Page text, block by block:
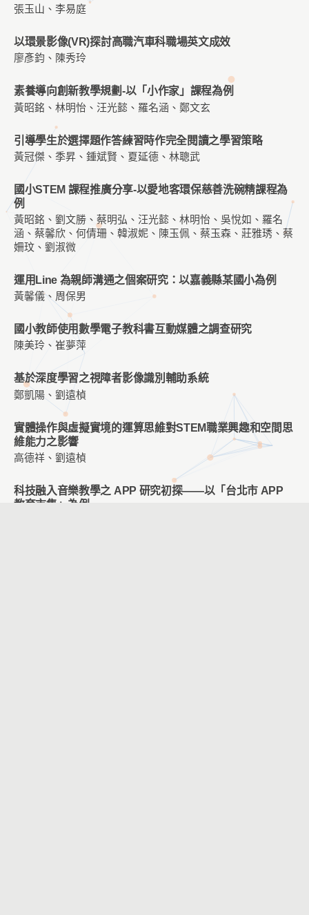
張玉山、李易庭
以環景影像(VR)探討高職汽車科職場英文成效
廖彥鈞、陳秀玲
素養導向創新教學規劃-以「小作家」課程為例
黃昭銘、林明怡、汪光懿、羅名涵、鄭文玄
引導學生於選擇題作答練習時作完全閱讀之學習策略
黃冠傑、季昇、鍾斌賢、夏延德、林聰武
國小STEM 課程推廣分享-以愛地客環保慈善洗碗精課程為
例
黃昭銘、劉文勝、蔡明弘、汪光懿、林明怡、吳悅如、羅名
涵、蔡馨欣、何倩珊、韓淑妮、陳玉佩、蔡玉森、莊雅琇、蔡
姍玟、劉淑微
運用Line 為親師溝通之個案研究：以嘉義縣某國小為例
黃馨儀、周保男
國小教師使用數學電子教科書互動媒體之調查研究
陳美玲、崔夢萍
基於深度學習之視障者影像識別輔助系統
鄭凱陽、劉遠楨
實體操作與虛擬實境的運算思維對STEM職業興趣和空間思
維能力之影響
高德祥、劉遠楨
科技融⼊⾳樂教學之 APP 研究初探——以「台北市 APP
教育市集」為例